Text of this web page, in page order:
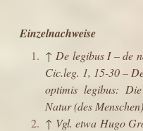
Einzelnachweise
↑ De legibus I– de
Cic.leg. 1, 15-30 –
optimis legibus:
Natur (des
↑ Vgl. etwa Hugo